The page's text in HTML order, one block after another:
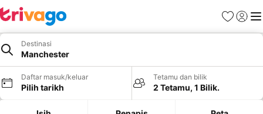
Kegemaran
Daftar
Destinasi
Manchester
Daftar masuk/keluar
Pilih tarikh
Tetamu dan bilik
2 Tetamu, 1 Bilik.